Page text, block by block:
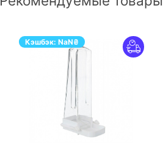
Кэшбэк: NaN₴
ПЕРЕЙТИ